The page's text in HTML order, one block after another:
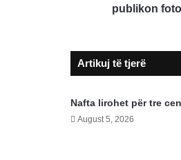
publikon
Artikuj të tjerë
Nafta lirohet për tre
August 5, 2026